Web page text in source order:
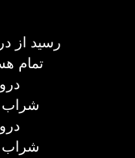
رسید از
تمام
شراب
شراب